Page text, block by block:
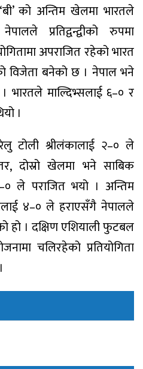
को अन्तिम खेलमा भारतले
प्रतिद्वन्द्वीको रुपमा
अपराजित रहेको भारत
बनेको छ । नेपाल भने
भारतले माल्दिभ्सलाई ६–० र
।
टोली श्रीलंकालाई २–० ले
दोस्रो खेलमा भने साबिक
ले पराजित भयो । अन्तिम
४–० ले हराएसँगै नेपालले
हो । दक्षिण एशियाली फुटबल
चलिरहेको प्रतियोगिता